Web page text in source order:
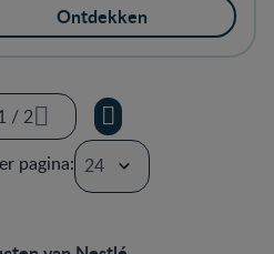
Ontdekken
/ 2
2pagina: